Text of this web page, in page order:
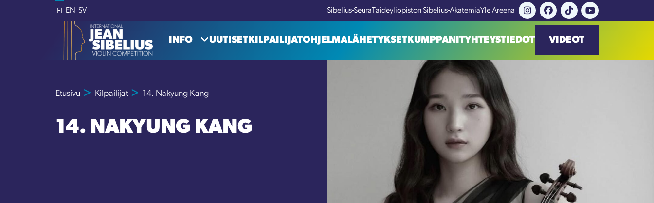
FI EN SV Sibelius-Seura Taideyliopiston Sibelius-AkatemiaYle Areena
INFO UUTISETKILPAILIJATOHJELMALÄHETYKSETKUMPPANITYHTEYSTIEDOT VIDEOT
Etusivu Kilpailijat 14. Nakyung Kang
14. NAKYUNG KANG